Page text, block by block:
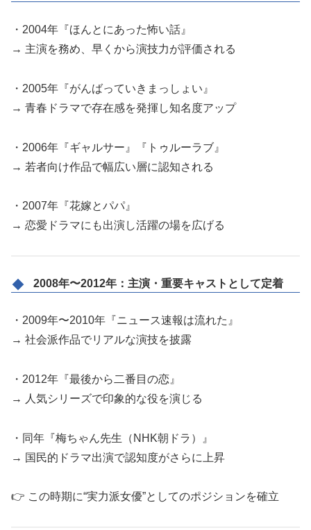
・2004年『ほんとにあった怖い話』
→ 主演を務め、早くから演技力が評価される
・2005年『がんばっていきまっしょい』
→ 青春ドラマで存在感を発揮し知名度アップ
・2006年『ギャルサー』『トゥルーラブ』
→ 若者向け作品で幅広い層に認知される
・2007年『花嫁とパパ』
→ 恋愛ドラマにも出演し活躍の場を広げる
2008年〜2012年：主演・重要キャストとして定着
・2009年〜2010年『ニュース速報は流れた』
→ 社会派作品でリアルな演技を披露
・2012年『最後から二番目の恋』
→ 人気シリーズで印象的な役を演じる
・同年『梅ちゃん先生（NHK朝ドラ）』
→ 国民的ドラマ出演で認知度がさらに上昇
👉 この時期に“実力派女優”としてのポジションを確立